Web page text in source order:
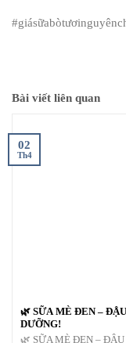
Bài viết liên quan
🌿 SỮA MÈ ĐEN –
DƯỠNG!
🌿 SỮA MÈ ĐEN – ĐẬU
02
Th4